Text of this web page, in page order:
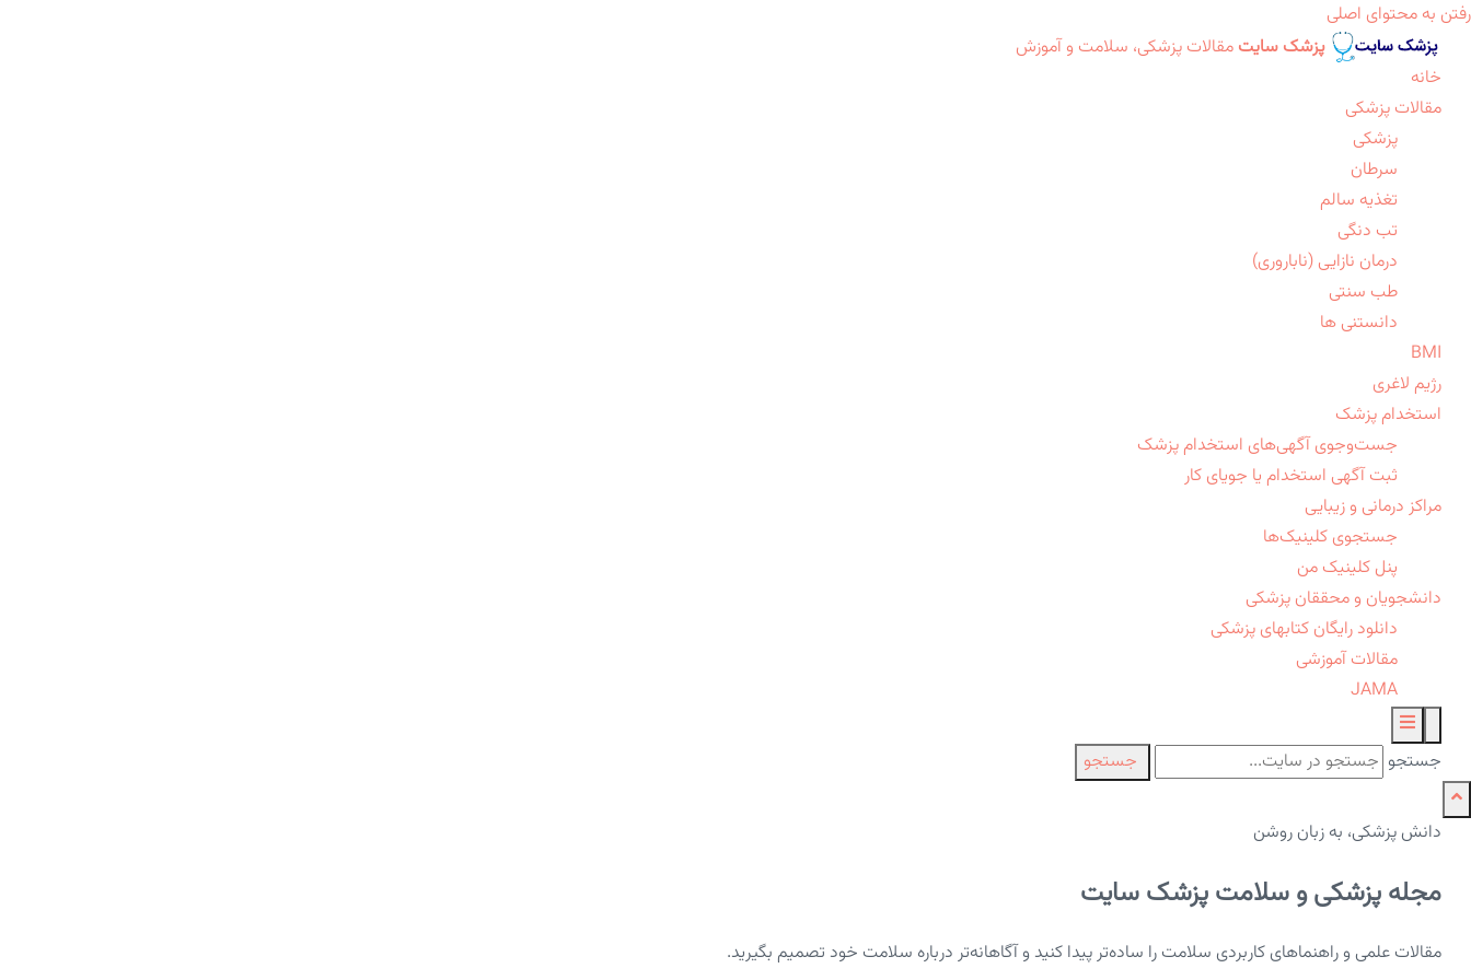
رفتن به محتوای اصلی
پزشک سایت مقالات پزشکی، سلامت و آموزش
خانه
مقالات پزشکی
پزشکی
سرطان
تغذیه سالم
تب دنگی
درمان نازایی (ناباروری)
طب سنتی
دانستنی ها
BMI
رژیم لاغری
استخدام پزشک
جست‌وجوی آگهی‌های استخدام پزشک
ثبت آگهی استخدام یا جویای کار
مراکز درمانی و زیبایی
جستجوی کلینیک‌ها
پنل کلینیک من
دانشجویان و محققان پزشکی
دانلود رایگان کتابهای پزشکی
مقالات آموزشی
JAMA
جستجو جستجو
دانش پزشکی، به زبان روشن
مجله پزشکی و سلامت پزشک سایت
مقالات علمی و راهنماهای کاربردی سلامت را ساده‌تر پیدا کنید و آگاهانه‌تر درباره سلامت خود تصمیم بگیرید.